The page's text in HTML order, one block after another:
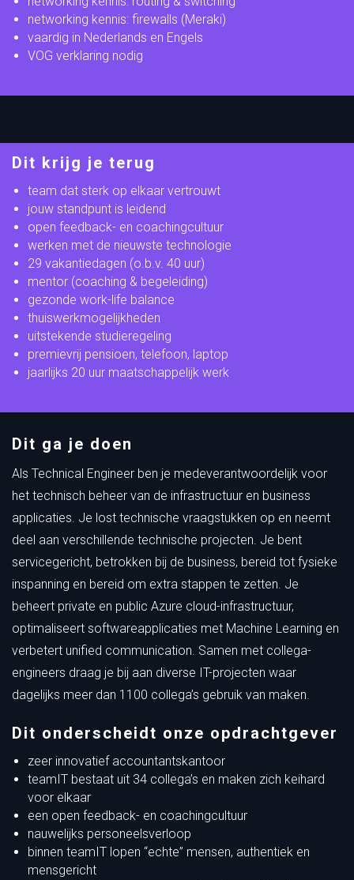
networking kennis: firewalls (Meraki)
vaardig in Nederlands en Engels
VOG verklaring nodig
Dit krijg je terug
team dat sterk op elkaar vertrouwt
jouw standpunt is leidend
open feedback- en coachingcultuur
werken met de nieuwste technologie
29 vakantiedagen (o.b.v. 40 uur)
mentor (coaching & begeleiding)
gezonde work-life balance
thuiswerkmogelijkheden
uitstekende studieregeling
premievrij pensioen, telefoon, laptop
jaarlijks 20 uur maatschappelijk werk
Dit ga je doen
Als Technical Engineer ben je medeverantwoordelijk voor
het technisch beheer van de infrastructuur en business
applicaties. Je lost technische vraagstukken op en neemt
deel aan verschillende technische projecten. Je bent
servicegericht, betrokken bij de business, bereid tot fysieke
inspanning en bereid om extra stappen te zetten. Je
beheert private en public Azure cloud-infrastructuur,
optimaliseert softwareapplicaties met Machine Learning en
verbetert unified communication. Samen met collega-
engineers draag je bij aan diverse IT-projecten waar
dagelijks meer dan 1100 collega’s gebruik van maken.
Dit onderscheidt onze opdrachtgever
zeer innovatief accountantskantoor
teamIT bestaat uit 34 collega’s en maken zich keihard
voor elkaar
een open feedback- en coachingcultuur
nauwelijks personeelsverloop
binnen teamIT lopen “echte” mensen, authentiek en
mensgericht